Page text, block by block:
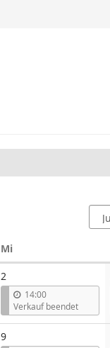
MiMittwoch
2
14:00
Verkauf beendet
9